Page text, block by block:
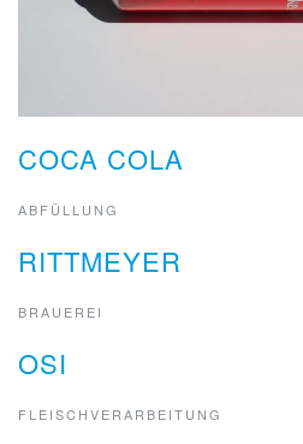
COCA COLA
ABFÜLLUNG
RITTMEYER
BRAUEREI
OSI
FLEISCHVERARBEITUNG